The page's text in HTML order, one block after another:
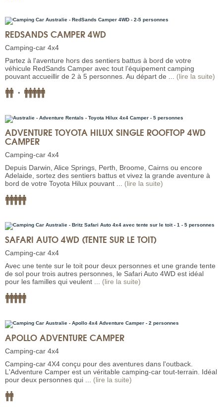
REDSANDS CAMPER 4WD
Camping-car 4x4
Partez à l'aventure hors des sentiers battus à bord de votre
véhicule RedSands Camper avec tout l’équipement camping
pouvant accueillir de 2 à 5 personnes. Au départ de ... (lire la suite)
ADVENTURE TOYOTA HILUX SINGLE ROOFTOP 4WD
CAMPER
Camping-car 4x4
Depuis Darwin, Alice Springs, Perth, Broome, Cairns ou encore
Adelaide, sortez des sentiers battus et vivez la grande aventure à
bord de votre Toyota Hilux pouvant ... (lire la suite)
SAFARI AUTO 4WD (TENTE SUR LE TOIT)
Camping-car 4x4
Avec une tente sur le toit pour deux personnes et une grande tente
de sol pour trois autres personnes, le Safari Auto 4WD est idéal
pour les familles qui veulent ... (lire la suite)
APOLLO ADVENTURE CAMPER
Camping-car 4x4
Camping-car 4X4 conçu pour des aventures dans l'outback.
L'Adventure Camper est un véritable camping-car tout-terrain. Idéal
pour deux personnes qui ... (lire la suite)